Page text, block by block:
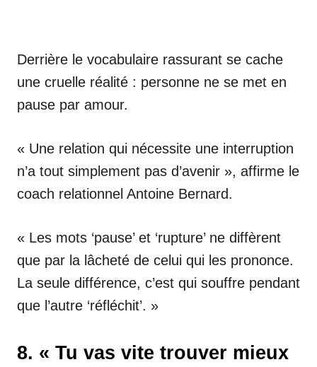
Derrière le vocabulaire rassurant se cache
une cruelle réalité : personne ne se met en
pause par amour.
« Une relation qui nécessite une interruption
n’a tout simplement pas d’avenir », affirme le
coach relationnel Antoine Bernard.
« Les mots ‘pause’ et ‘rupture’ ne diffèrent
que par la lâcheté de celui qui les prononce.
La seule différence, c’est qui souffre pendant
que l’autre ‘réfléchit’. »
8. « Tu vas vite trouver mieux